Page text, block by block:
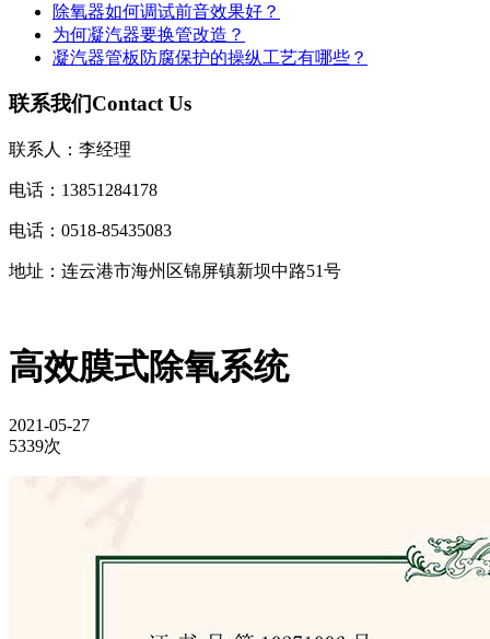
除氧器如何调试前音效果好？
为何凝汽器要换管改造？
凝汽器管板防腐保护的操纵工艺有哪些？
联系我们Contact Us
联系人：李经理
电话：13851284178
电话：0518-85435083
地址：连云港市海州区锦屏镇新坝中路51号
高效膜式除氧系统
2021-05-27
5339次